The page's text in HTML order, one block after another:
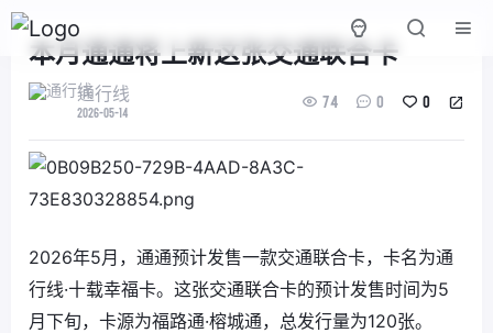
本月通通将上新这张交通联合卡
通行线
2026-05-14
74 0 0
2026年5月，通通预计发售一款交通联合卡，卡名为通
行线·十载幸福卡。这张交通联合卡的预计发售时间为5
月下旬，卡源为福路通·榕城通，总发行量为120张。